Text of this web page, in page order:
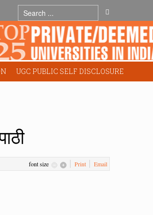
UGC PUBLIC SELF DISCLOSURE
font size Print Email